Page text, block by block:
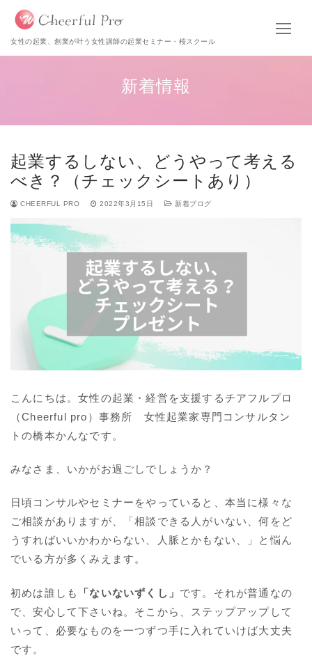
女性の起業、創業が叶う女性講師の起業セミナー・桜スクール
新着情報
起業するしない、どうやって考える
べき？（チェックシートあり）
CHEERFUL PRO 2022年3月15日 新着ブログ
こんにちは。女性の起業・経営を支援するチアフルプロ
（Cheerful pro）事務所 女性起業家専門コンサルタン
トの橋本かんなです。
みなさま、いかがお過ごしでしょうか？
日頃コンサルやセミナーをやっていると、本当に様々な
ご相談がありますが、「相談できる人がいない、何をど
うすればいいかわからない、人脈とかもない、」と悩ん
でいる方が多くみえます。
初めは誰しも 「ないないずくし」 です。それが普通なの
で、安心して下さいね。そこから、ステップアップして
いって、必要なものを一つずつ手に入れていけば大丈夫
です。